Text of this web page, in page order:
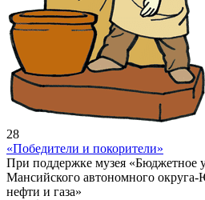
28
«Победители и покорители»
При поддержке музея «Бюджетное
Мансийского автономного
нефти и газа»